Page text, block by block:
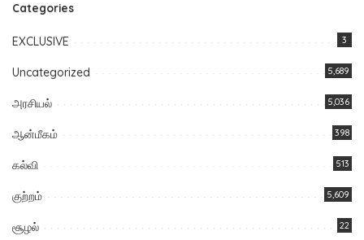
Categories
EXCLUSIVE 3
Uncategorized 5,689
அரசியல் 5,036
ஆன்மீகம் 398
கல்வி 513
குற்றம் 5,609
சூழல் 22